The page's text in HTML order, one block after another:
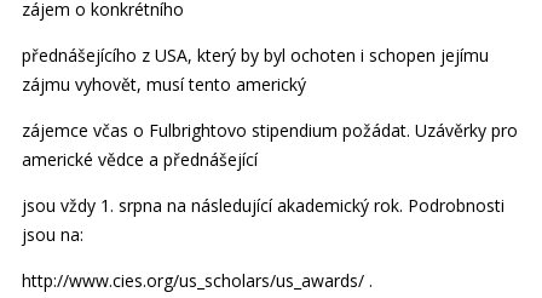
zájem o konkrétního
přednášejícího z USA, který by byl ochoten i schopen jejímu
zájmu vyhovět, musí tento americký
zájemce včas o Fulbrightovo stipendium požádat. Uzávěrky pro
americké vědce a přednášející
jsou vždy 1. srpna na následující akademický rok. Podrobnosti
jsou na:
http://www.cies.org/us_scholars/us_awards/ .